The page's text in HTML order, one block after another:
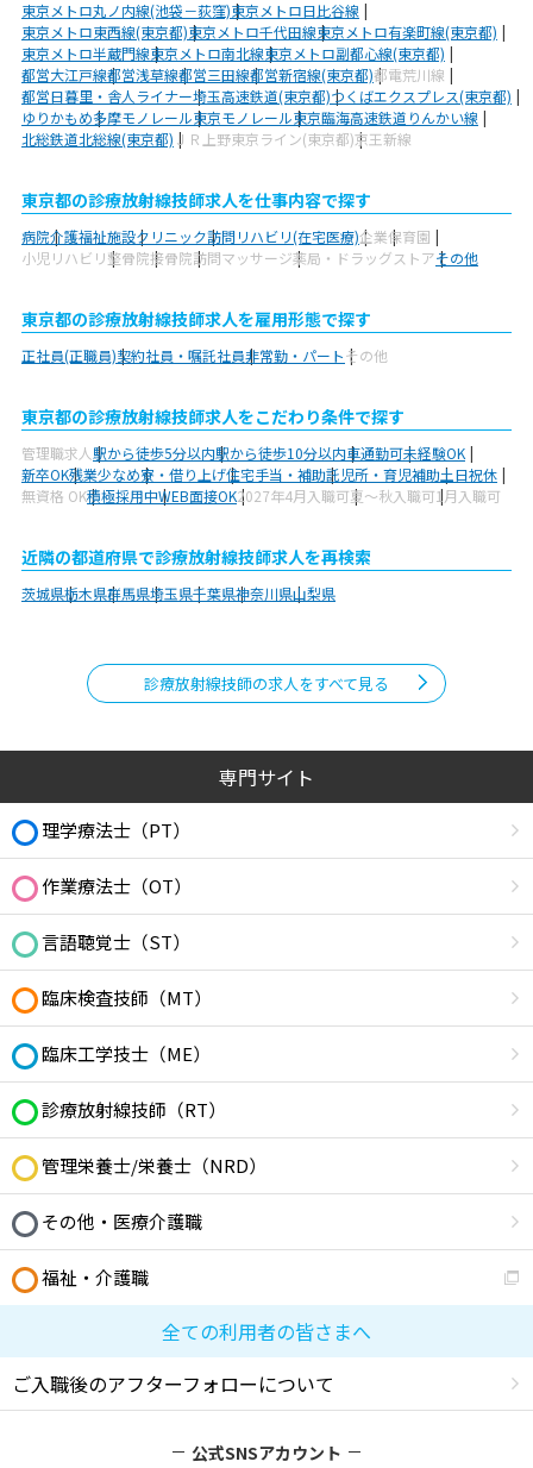
東京メトロ丸ノ内線(池袋－荻窪)東京メトロ日比谷線
東京メトロ東西線(東京都)東京メトロ千代田線東京メトロ有楽町線(東京都)
東京メトロ半蔵門線東京メトロ南北線東京メトロ副都心線(東京都)
都営大江戸線都営浅草線都営三田線都営新宿線(東京都)都電荒川線
都営日暮里・舎人ライナー埼玉高速鉄道(東京都)つくばエクスプレス(東京都)
ゆりかもめ多摩モノレール東京モノレール東京臨海高速鉄道りんかい線
北総鉄道北総線(東京都) ＪＲ上野東京ライン(東京都)京王新線
東京都の診療放射線技師求人を仕事内容で探す
病院介護福祉施設クリニック訪問リハビリ(在宅医療)企業保育園
小児リハビリ整骨院接骨院訪問マッサージ薬局・ドラッグストアその他
東京都の診療放射線技師求人を雇用形態で探す
正社員(正職員)契約社員・嘱託社員非常勤・パートその他
東京都の診療放射線技師求人をこだわり条件で探す
管理職求人駅から徒歩5分以内駅から徒歩10分以内車通勤可未経験OK
新卒OK残業少なめ寮・借り上げ住宅手当・補助託児所・育児補助土日祝休
無資格 OK積極採用中WEB面接OK2027年4月入職可夏～秋入職可1月入職可
近隣の都道府県で診療放射線技師求人を再検索
茨城県栃木県群馬県埼玉県千葉県神奈川県山梨県
診療放射線技師の求人をすべて見る
専門サイト
理学療法士（PT）
作業療法士（OT）
言語聴覚士（ST）
臨床検査技師（MT）
臨床工学技士（ME）
診療放射線技師（RT）
管理栄養士/栄養士（NRD）
その他・医療介護職
福祉・介護職
全ての利用者の皆さまへ
ご入職後のアフターフォローについて
公式SNSアカウント